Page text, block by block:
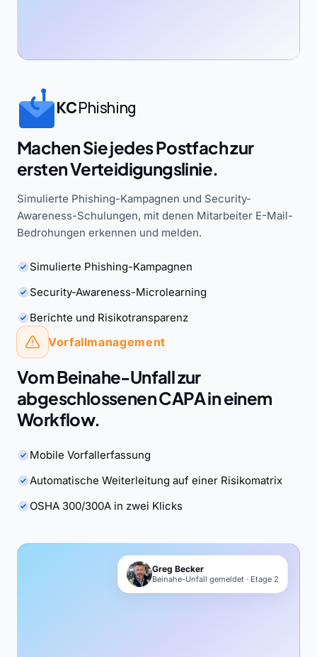
KCPhishing
Machen Sie jedes Postfach zur
ersten Verteidigungslinie.
Simulierte Phishing-Kampagnen und Security-
Awareness-Schulungen, mit denen Mitarbeiter E-Mail-
Bedrohungen erkennen und melden.
Simulierte Phishing-Kampagnen
Security-Awareness-Microlearning
Berichte und Risikotransparenz
Vorfallmanagement
Vom Beinahe-Unfall zur
abgeschlossenen CAPA in einem
Workflow.
Mobile Vorfallerfassung
Automatische Weiterleitung auf einer Risikomatrix
OSHA 300/300A in zwei Klicks
Greg Becker
Beinahe-Unfall gemeldet · Etage 2